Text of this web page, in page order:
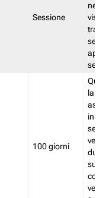
Sessione
nel
100 giorni
la
in